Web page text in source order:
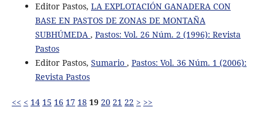
Editor Pastos, LA EXPLOTACIÓN GANADERA CON
BASE EN PASTOS DE ZONAS DE MONTAÑA
SUBHÚMEDA , Pastos: Vol. 26 Núm. 2 (1996): Revista
Pastos
Editor Pastos, Sumario , Pastos: Vol. 36 Núm. 1 (2006):
Revista Pastos
<< < 14 15 16 17 18 19 20 21 22 > >>